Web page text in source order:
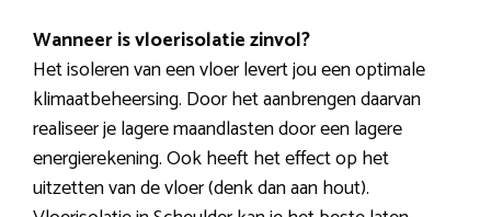
Wanneer is vloerisolatie zinvol?
Het isoleren van een vloer levert jou een optimale
klimaatbeheersing. Door het aanbrengen daarvan
realiseer je lagere maandlasten door een lagere
energierekening. Ook heeft het effect op het
uitzetten van de vloer (denk dan aan hout).